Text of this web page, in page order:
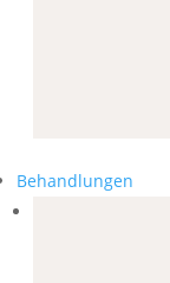
Behandlungen